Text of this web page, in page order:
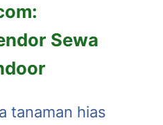
Sewa
tanaman hias